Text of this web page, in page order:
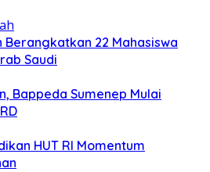
Berangkatkan 22 Mahasiswa
Saudi
Bappeda Sumenep Mulai
HUT RI Momentum